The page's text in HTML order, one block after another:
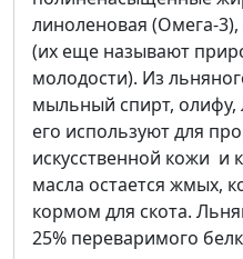
линоленовая (Омега-
(их еще называют
молодости). Из
мыльный спирт, олифу,
его используют для
искусственной кожи и
масла остается жмых,
кормом для скота.
25% переваримого